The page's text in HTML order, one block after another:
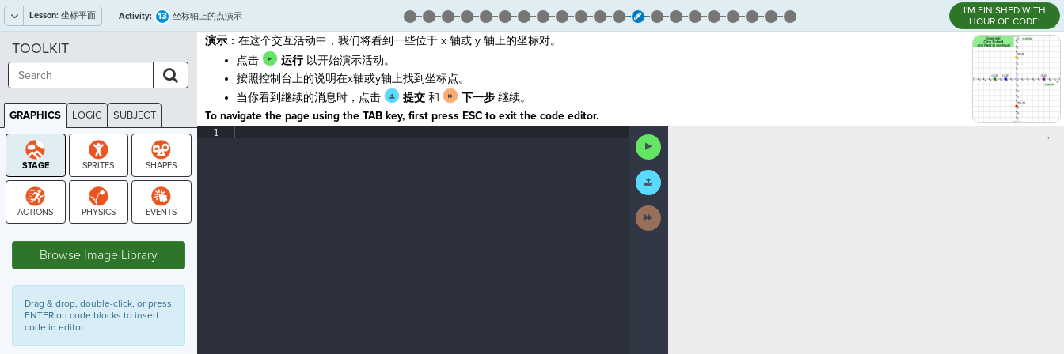
Lesson: 坐标平面 Activity: 13 坐标轴上的点演示
I'M FINISHED WITH
HOUR OF CODE!
演示：在这个交互活动中，我们将看到一些位于 x 轴或 y 轴上的坐标对。
点击
运行以开始演示活动。
按照控制台上的说明在x轴或y轴上找到坐标点。
当你看到继续的消息时，点击
提交和 下一步 继续。
To navigate the page using the TAB key, first press ESC to exit the code editor.
1
Run
Code
Submit
Work
Next
Activity
,
TOOLKIT
GRAPHICS LOGIC SUBJECT
GRAPHICS
Browse Image Library
Drag & drop, double-click, or press
ENTER on code blocks to insert
code in editor.